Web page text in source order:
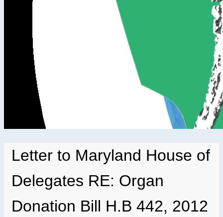
Letter to Maryland House of
Delegates RE: Organ
Donation Bill H.B 442, 2012